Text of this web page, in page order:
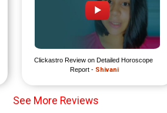
Clickastro Review on Detailed Horoscope
Report - Shivani
See More Reviews